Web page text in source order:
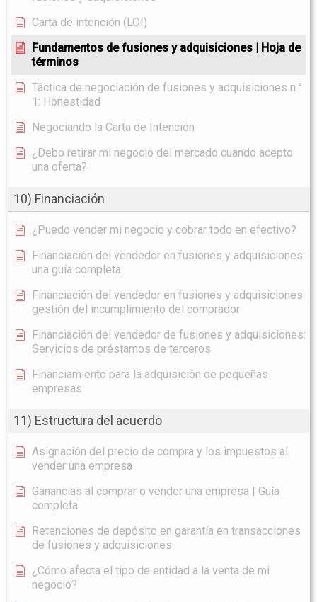
Carta de intención (LOI)
Fundamentos de fusiones y adquisiciones | Hoja de
términos
Táctica de negociación de fusiones y adquisiciones n.°
1: Honestidad
Negociando la Carta de Intención
¿Debo retirar mi negocio del mercado cuando acepto
una oferta?
10) Financiación
¿Puedo vender mi negocio y cobrar todo en efectivo?
Financiación del vendedor en fusiones y adquisiciones:
una guía completa
Financiación del vendedor en fusiones y adquisiciones:
gestión del incumplimiento del comprador
Financiación del vendedor de fusiones y adquisiciones:
Servicios de préstamos de terceros
Financiamiento para la adquisición de pequeñas
empresas
11) Estructura del acuerdo
Asignación del precio de compra y los impuestos al
vender una empresa
Ganancias al comprar o vender una empresa | Guía
completa
Retenciones de depósito en garantía en transacciones
de fusiones y adquisiciones
¿Cómo afecta el tipo de entidad a la venta de mi
negocio?